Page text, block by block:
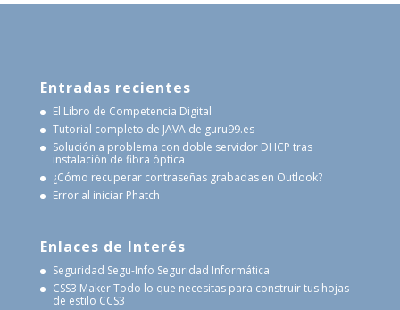
Entradas recientes
El Libro de Competencia Digital
Tutorial completo de JAVA de guru99.es
Solución a problema con doble servidor DHCP tras
instalación de fibra óptica
¿Cómo recuperar contraseñas grabadas en Outlook?
Error al iniciar Phatch
Enlaces de Interés
Seguridad Segu-Info Seguridad Informática
CSS3 MakerTodo lo que necesitas para construir tus hojas
de estilo CCS3